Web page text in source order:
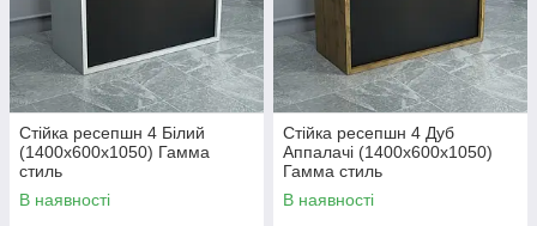
Стійка ресепшн 4 Білий
(1400x600x1050) Гамма
стиль
В наявності
Стійка ресепшн 4 Дуб
Аппалачі (1400x600x1050)
Гамма стиль
В наявності